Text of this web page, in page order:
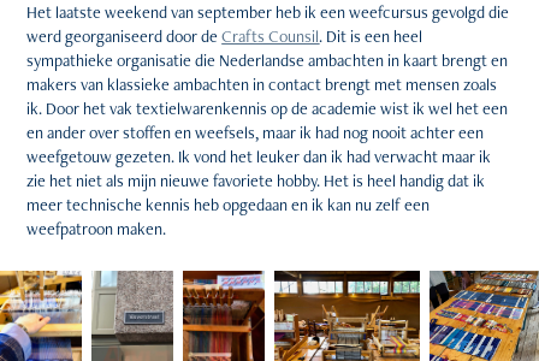
Het laatste weekend van september heb ik een weefcursus gevolgd die
werd georganiseerd door deCrafts Counsil. Dit is een heel
sympathieke organisatie die Nederlandse ambachten in kaart brengt en
makers van klassieke ambachten in contact brengt met mensen zoals
ik. Door het vak textielwarenkennis op de academie wist ik wel het een
en ander over stoffen en weefsels, maar ik had nog nooit achter een
weefgetouw gezeten. Ik vond het leuker dan ik had verwacht maar ik
zie het niet als mijn nieuwe favoriete hobby. Het is heel handig dat ik
meer technische kennis heb opgedaan en ik kan nu zelf een
weefpatroon maken.